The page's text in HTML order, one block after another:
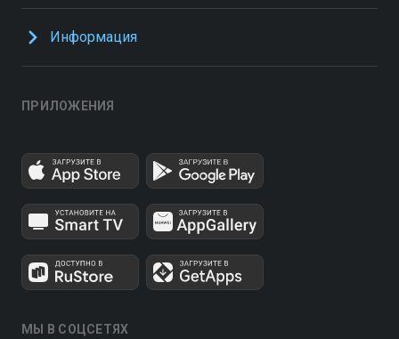
Информация
ПРИЛОЖЕНИЯ
МЫ В СОЦСЕТЯХ